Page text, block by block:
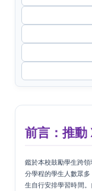
前言：推
鑑於本校鼓勵學生跨
分學程的學生人數眾
生自行安排學習時間